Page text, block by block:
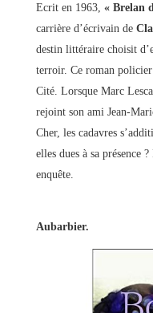
Ecrit en 1963, « Brelan
carrière d’écrivain de
destin littéraire choisit
terroir. Ce roman policier
Cité. Lorsque Marc
rejoint son ami Jean-
Cher, les cadavres
elles dues à sa présence
enquête.
Aubarbier.